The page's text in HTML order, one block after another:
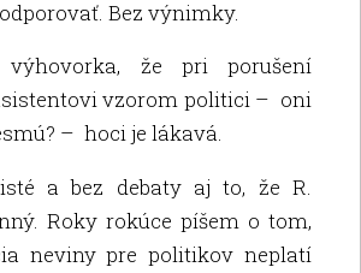
Bez výnimky.
že pri porušení
vzorom politici – oni
– hoci je lákavá.
a bez debaty aj to, že R.
Roky rokúce píšem o tom,
neviny pre politikov neplatí